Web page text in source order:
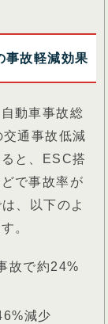
事故軽減効果
動車事故総
通事故低減
と、ESC搭
で事故率が
、以下のよ
。
故で約24%
減少